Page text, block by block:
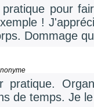
pratique pour
!
Dommage
pratique.
de temps. Je